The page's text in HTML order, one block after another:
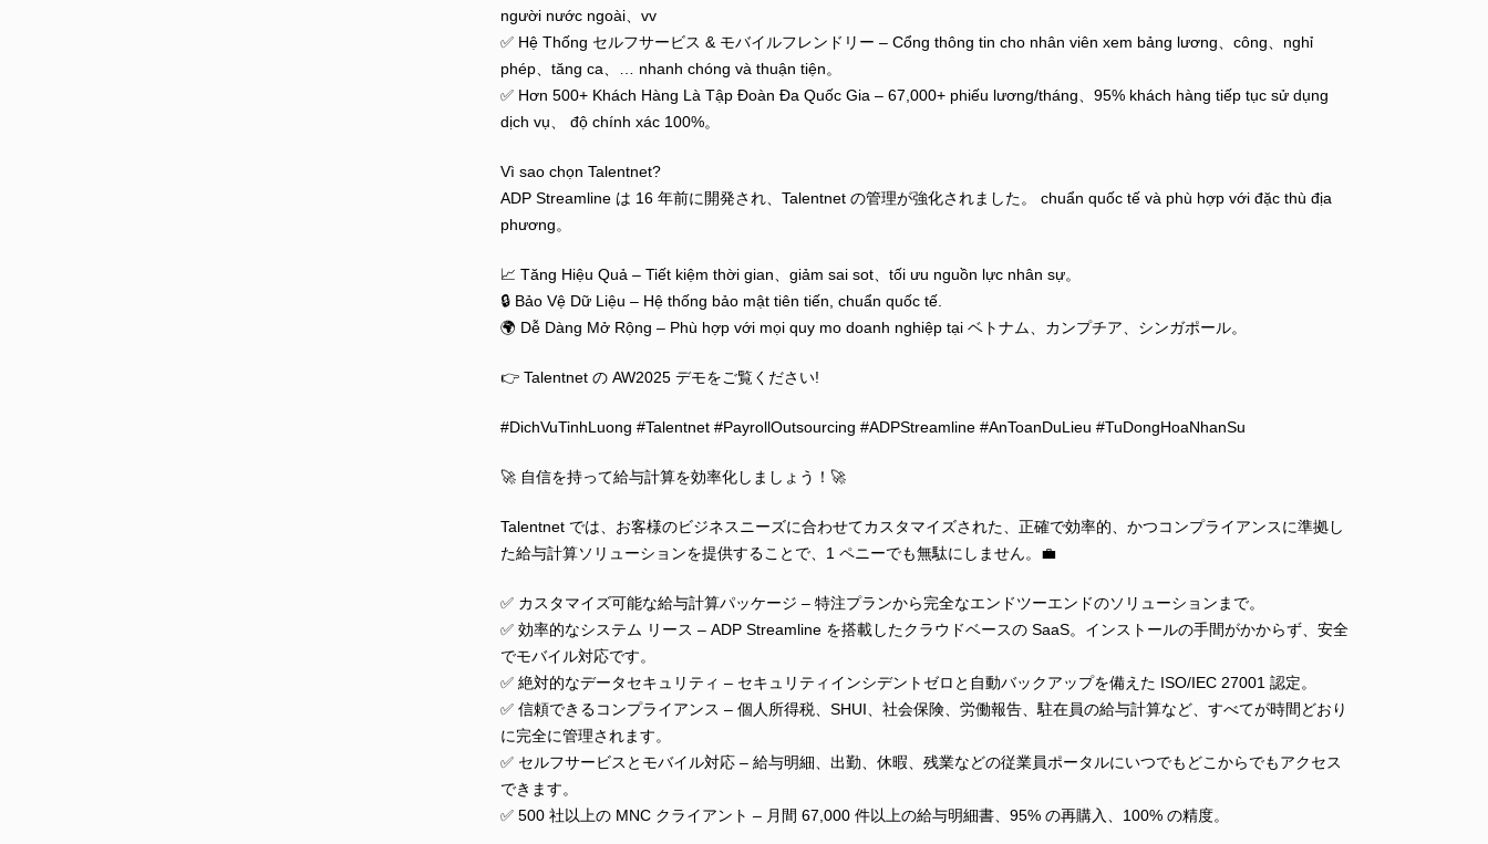
người nước ngoài、vv
✅ Hệ Thống セルフサービス & モバイルフレンドリー – Cổng thông tin cho nhân viên xem bảng lương、công、nghỉ
phép、tăng ca、… nhanh chóng và thuận tiện。
✅ Hơn 500+ Khách Hàng Là Tập Đoàn Đa Quốc Gia – 67,000+ phiếu lương/tháng、95% khách hàng tiếp tục sử dụng
dịch vụ、 độ chính xác 100%。
Vì sao chọn Talentnet?
ADP Streamline は 16 年前に開発され、Talentnet の管理が強化されました。 chuẩn quốc tế và phù hợp với đặc thù địa
phương。
📈 Tăng Hiệu Quả – Tiết kiệm thời gian、giảm sai sot、tối ưu nguồn lực nhân sự。
🔒 Bảo Vệ Dữ Liệu – Hệ thống bảo mật tiên tiến, chuẩn quốc tế.
🌍 Dễ Dàng Mở Rộng – Phù hợp với mọi quy mo doanh nghiệp tại ベトナム、カンプチア、シンガポール。
👉 Talentnet の AW2025 デモをご覧ください!
#DichVuTinhLuong #Talentnet #PayrollOutsourcing #ADPStreamline #AnToanDuLieu #TuDongHoaNhanSu
🚀 自信を持って給与計算を効率化しましょう！🚀
Talentnet では、お客様のビジネスニーズに合わせてカスタマイズされた、正確で効率的、かつコンプライアンスに準拠し
た給与計算ソリューションを提供することで、1 ペニーでも無駄にしません。💼
✅ カスタマイズ可能な給与計算パッケージ – 特注プランから完全なエンドツーエンドのソリューションまで。
✅ 効率的なシステム リース – ADP Streamline を搭載したクラウドベースの SaaS。インストールの手間がかからず、安全
でモバイル対応です。
✅ 絶対的なデータセキュリティ – セキュリティインシデントゼロと自動バックアップを備えた ISO/IEC 27001 認定。
✅ 信頼できるコンプライアンス – 個人所得税、SHUI、社会保険、労働報告、駐在員の給与計算など、すべてが時間どおり
に完全に管理されます。
✅ セルフサービスとモバイル対応 – 給与明細、出勤、休暇、残業などの従業員ポータルにいつでもどこからでもアクセス
できます。
✅ 500 社以上の MNC クライアント – 月間 67,000 件以上の給与明細書、95% の再購入、100% の精度。